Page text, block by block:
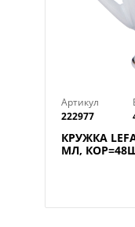
Артикул
222977
КРУЖКА
МЛ,